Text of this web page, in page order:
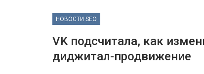
НОВОСТИ SEO
VK подсчитала, как
диджитал-продвижение